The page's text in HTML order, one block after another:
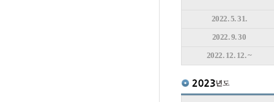
2022. 5. 31.
2022. 9. 30
2022. 12. 12. ~